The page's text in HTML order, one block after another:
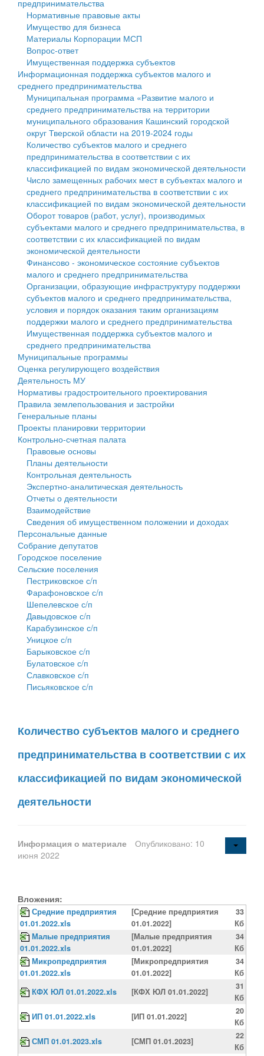
Государственные услуги
Промышленность и АПК
Экономика и бизнес
...
Символика
Устав
Гостям округа
Туризм
Культура
Образование
Здравоохранение
Социальная защита
Фотоальбом
муниципального округа Тверской области
Администрация Кашинского муниципального округа
Тверской области
Управление сельскими территориями
Открытые данные
Работа с обращениями граждан
Муниципальный контроль
Муниципальные услуги
Проекты административных регламентов
Антимонопольный комплаенс
Противодействие коррупции
Финансовое управление
Бюджет для граждан
Имущество
Выявление правообладателей ранее учтенных
объектов недвижимости
Имущественная поддержка субъектов малого и
среднего предпринимательства
Информационная поддержка субъектов малого и
среднего предпринимательства
Муниципальные программы
Контрольно-счетная палата
Персональные данные
Оценка регулирующего воздействия
Деятельность МУ
Нормативы градостроительного проектирования
Правила землепользования и застройки
Генеральные планы
Проекты планировки территории
Собрание депутатов
Городское поселение
Сельские поселения
предпринимательства
Нормативные правовые акты
Имущество для бизнеса
Материалы Корпорации МСП
Вопрос-ответ
Имущественная поддержка субъектов
Информационная поддержка субъектов малого и
среднего предпринимательства
Муниципальная программа «Развитие малого и
среднего предпринимательства на территории
муниципального образования Кашинский городской
округ Тверской области на 2019-2024 годы
Количество субъектов малого и среднего
предпринимательства в соответствии с их
классификацией по видам экономической деятельности
Число замещенных рабочих мест в субъектах малого и
среднего предпринимательства в соответствии с их
классификацией по видам экономической деятельности
Оборот товаров (работ, услуг), производимых
субъектами малого и среднего предпринимательства, в
соответствии с их классификацией по видам
экономической деятельности
Финансово - экономическое состояние субъектов
малого и среднего предпринимательства
Организации, образующие инфраструктуру поддержки
субъектов малого и среднего предпринимательства,
условия и порядок оказания таким организациям
поддержки малого и среднего предпринимательства
Имущественная поддержка субъектов малого и
среднего предпринимательства
Муниципальные программы
Оценка регулирующего воздействия
Деятельность МУ
Нормативы градостроительного проектирования
Правила землепользования и застройки
Генеральные планы
Проекты планировки территории
Контрольно-счетная палата
Правовые основы
Планы деятельности
Контрольная деятельность
Экспертно-аналитическая деятельность
Отчеты о деятельности
Взаимодействие
Сведения об имущественном положении и доходах
Персональные данные
Собрание депутатов
Городское поселение
Сельские поселения
Пестриковское с/п
Фарафоновское с/п
Шепелевское с/п
Давыдовское с/п
Карабузинское с/п
Уницкое с/п
Барыковское с/п
Булатовское с/п
Славковское с/п
Письяковское с/п
Количество субъектов малого и среднего
предпринимательства в соответствии с их
классификацией по видам экономической
деятельности
Информация о материале
Опубликовано: 10
июня 2022
Вложения:
Средние предприятия
01.01.2022.xls
[Средние предприятия
01.01.2022]
33
Кб
Малые предприятия
01.01.2022.xls
[Малые предприятия
01.01.2022]
34
Кб
Микропредприятия
01.01.2022.xls
[Микропредприятия
01.01.2022]
34
Кб
КФХ ЮЛ 01.01.2022.xls
[КФХ ЮЛ 01.01.2022]
31
Кб
ИП 01.01.2022.xls
[ИП 01.01.2022]
20
Кб
СМП 01.01.2023.xls
[СМП 01.01.2023]
22
Кб